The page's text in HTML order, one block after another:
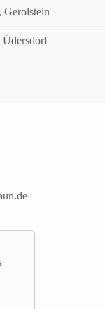
Gerolstein
Üdersdorf